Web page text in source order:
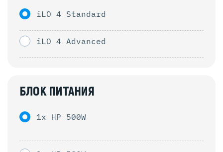
iLO 4 Standard
iLO 4 Advanced
БЛОК ПИТАНИЯ
1x HP 500W